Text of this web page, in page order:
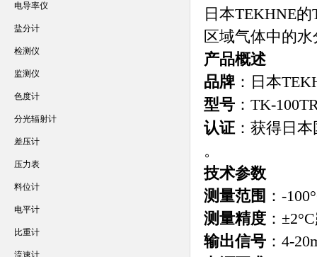
日本TEKHNE
区域气体中的
产品概述
品牌：日本
型号：TK-
认证：获得日
。
技术参数
测量范围 ：-
测量精度：
输出信号：4-
电导率仪
盐分计
检测仪
监测仪
色度计
分光辐射计
差压计
压力表
料位计
电平计
比重计
流速计